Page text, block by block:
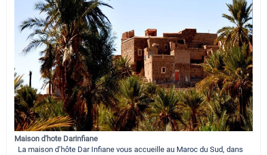
Maison d'hote Darinfiane
La maison d’hôte Dar Infiane vous accueille au Maroc du Sud, dans